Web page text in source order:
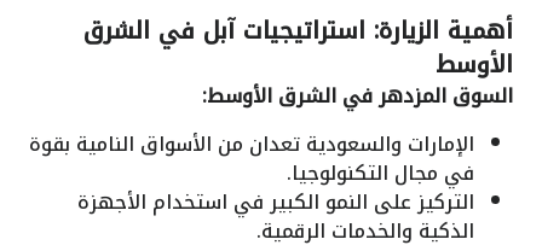
أهمية الزيارة: استراتيجيات آبل في الشرق
الأوسط
السوق المزدهر في الشرق الأوسط:
الإمارات والسعودية تعدان من الأسواق النامية بقوة
في مجال التكنولوجيا.
التركيز على النمو الكبير في استخدام الأجهزة
الذكية والخدمات الرقمية.